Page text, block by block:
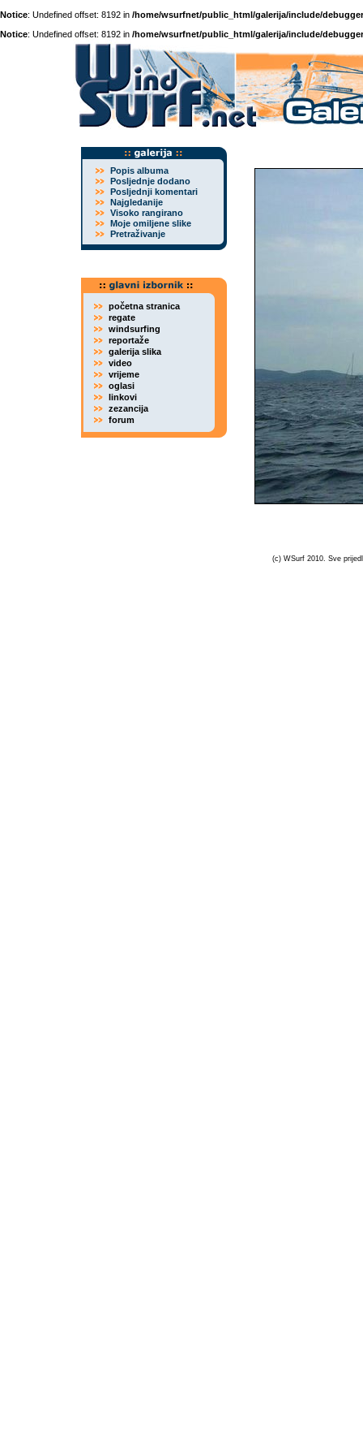
Notice: Undefined offset: 8192 in /home/wsurfnet/public_html/galerija/include/
Notice: Undefined offset: 8192 in /home/wsurfnet/public_html/galerija/include/
Popis albuma
Posljednje dodano
Posljednji komentari
Najgledanije
Visoko rangirano
Moje omiljene slike
Pretraživanje
početna stranica
regate
windsurfing
reportaže
galerija slika
video
vrijeme
oglasi
linkovi
zezancija
forum
(c) WSurf 2010. Sve